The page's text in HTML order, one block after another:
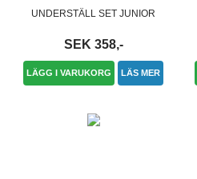
UNDERSTÄLL SET JUNIOR
SEK 358,-
LÄGG I VARUKORG LÄS MER